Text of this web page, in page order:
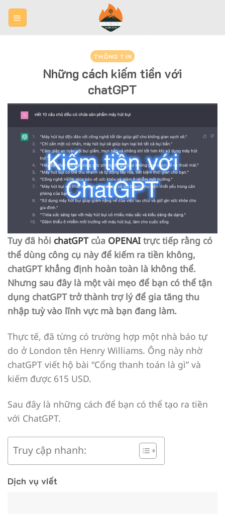
Skip
THÔNG TIN
Những cách kiếm tiền với
chatGPT
Tuy đã hỏi chatGPTcủa OPENAI trực tiếp rằng có
thể dùng công cụ này để kiếm ra tiền không,
chatGPT khẳng định hoàn toàn là không thể.
Nhưng sau đây là một vài mẹo để bạn có thể tận
dụng chatGPT trở thành trợ lý để gia tăng thu
nhập tuỳ vào lĩnh vực mà bạn đang làm.
Thực tế, đã từng có trường hợp một nhà báo tự
do ở London tên Henry Williams. Ông này nhờ
chatGPT viết hộ bài “Cổng thanh toán là gì” và
kiếm được 615 USD.
Sau đây là những cách để bạn có thể tạo ra tiền
với ChatGPT.
Truy cập nhanh:
Dịch vụ viết